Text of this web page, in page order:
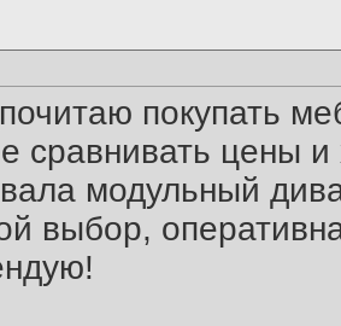
покупать
сравнивать цены
модульный
выбор,